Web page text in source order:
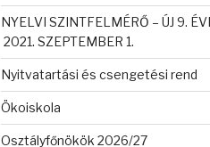
NYELVI SZINTFELMÉRŐ – ÚJ 9.
2021. SZEPTEMBER 1.
Nyitvatartási és csengetési rend
Ökoiskola
Osztályfőnökök 2026/27